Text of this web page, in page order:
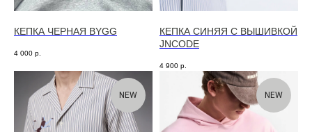
КЕПКА ЧЕРНАЯ BYGG
4 000 р.
КЕПКА СИНЯЯ С ВЫШИВКОЙ
JNCODE
4 900 р.
NEW NEW